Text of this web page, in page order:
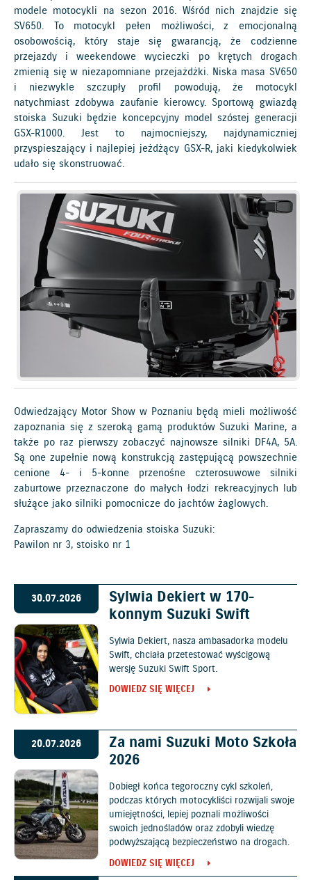
modele motocykli na sezon 2016. Wśród nich znajdzie się
SV650. To motocykl pełen możliwości, z emocjonalną
osobowością, który staje się gwarancją, że codzienne
przejazdy i weekendowe wycieczki po krętych drogach
zmienią się w niezapomniane przejażdżki. Niska masa SV650
i niezwykle szczupły profil powodują, że motocykl
natychmiast zdobywa zaufanie kierowcy. Sportową gwiazdą
stoiska Suzuki będzie koncepcyjny model szóstej generacji
GSX-R1000. Jest to najmocniejszy, najdynamiczniej
przyspieszający i najlepiej jeżdżący GSX-R, jaki kiedykolwiek
udało się skonstruować.
Odwiedzający Motor Show w Poznaniu będą mieli możliwość
zapoznania się z szeroką gamą produktów Suzuki Marine, a
także po raz pierwszy zobaczyć najnowsze silniki DF4A, 5A.
Są one zupełnie nową konstrukcją zastępującą powszechnie
cenione 4- i 5-konne przenośne czterosuwowe silniki
zaburtowe przeznaczone do małych łodzi rekreacyjnych lub
służące jako silniki pomocnicze do jachtów żaglowych.
Zapraszamy do odwiedzenia stoiska Suzuki:
Pawilon nr 3, stoisko nr 1
30.07.2026
Sylwia Dekiert w 170-
konnym Suzuki Swift
Sylwia Dekiert, nasza ambasadorka modelu
Swift, chciała przetestować wyścigową
wersję Suzuki Swift Sport.
DOWIEDZ SIĘ WIĘCEJ
20.07.2026
Za nami Suzuki Moto Szkoła
2026
Dobiegł końca tegoroczny cykl szkoleń,
podczas których motocykliści rozwijali swoje
umiejętności, lepiej poznali możliwości
swoich jednośladów oraz zdobyli wiedzę
podwyższającą bezpieczeństwo na drogach.
DOWIEDZ SIĘ WIĘCEJ